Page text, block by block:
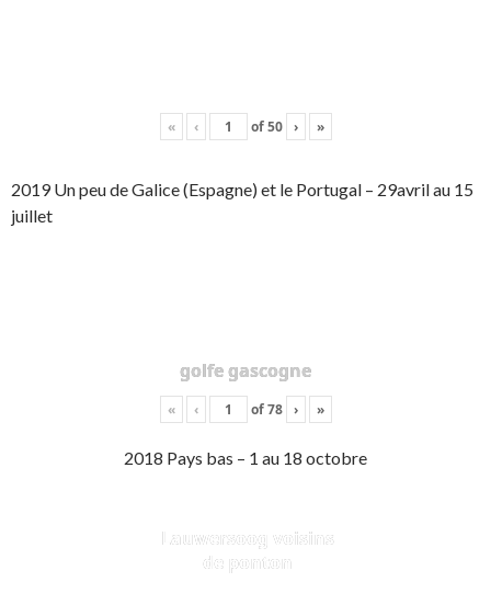
« ‹ of50 › »
2019 Un peu de Galice (Espagne) et le Portugal – 29avril au 15
juillet
golfe gascogne
« ‹ of78 › »
2018 Pays bas – 1 au 18 octobre
Lauwersoog voisins
de ponton